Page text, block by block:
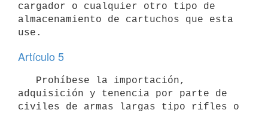
cargador o cualquier otro tipo de
almacenamiento de cartuchos que esta
Artículo 5
adquisición y tenencia por parte de
civiles de armas largas tipo rifles o